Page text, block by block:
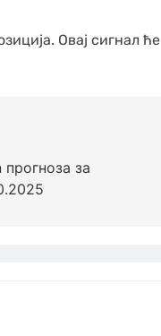
Овај сигнал ће
за